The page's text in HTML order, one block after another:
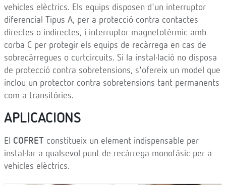
vehicles elèctrics. Els equips disposen d'un interruptor
diferencial Tipus A, per a protecció contra contactes
directes o indirectes, i interruptor magnetotèrmic amb
corba C per protegir els equips de recàrrega en cas de
sobrecàrregues o curtcircuits. Si la instal·lació no disposa
de protecció contra sobretensions, s'ofereix un model que
inclou un protector contra sobretensions tant permanents
com a transitòries.
APLICACIONS
El COFRET constitueix un element indispensable per
instal·lar a qualsevol punt de recàrrega monofàsic per a
vehicles elèctrics.